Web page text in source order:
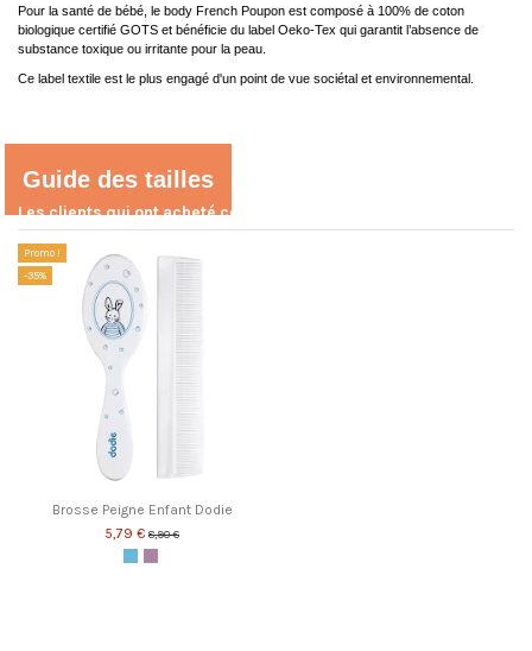
Pour la santé de bébé, le body French Poupon est composé à 100% de coton
biologique certifié GOTS et bénéficie du label Oeko-Tex qui garantit l’absence de
substance toxique ou irritante pour la peau.
Ce label textile est le plus engagé d'un point de vue sociétal et environnemental.
Guide des tailles
Les clients qui ont acheté ce produit ont également acheté...
Promo !
-35%
Brosse Peigne Enfant Dodie
5,79 € 8,90 €
BleuRose